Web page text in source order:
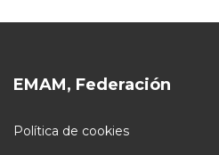
EMAM, Federación
Política de cookies